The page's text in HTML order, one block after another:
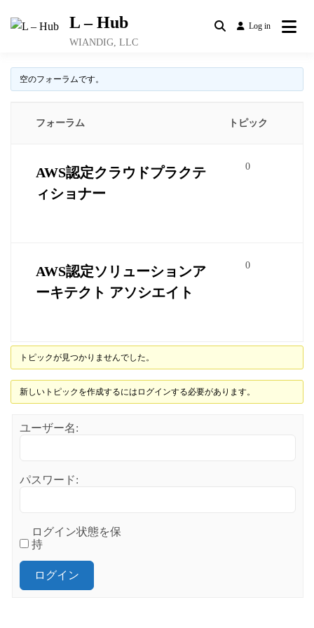
L – Hub
WIANDIG, LLC
Log in
空のフォーラムです。
フォーラム トピック
AWS認定クラウドプラクテ
ィショナー
0
AWS認定ソリューションア
ーキテクト アソシエイト
0
トピックが見つかりませんでした。
新しいトピックを作成するにはログインする必要があります。
ユーザー名:
パスワード:
ログイン状態を保
持
ログイン